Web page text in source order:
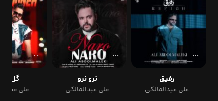
رفیق
علی عبدالمالکی
نرو نرو
علی عبدالمالکی
گل
علی